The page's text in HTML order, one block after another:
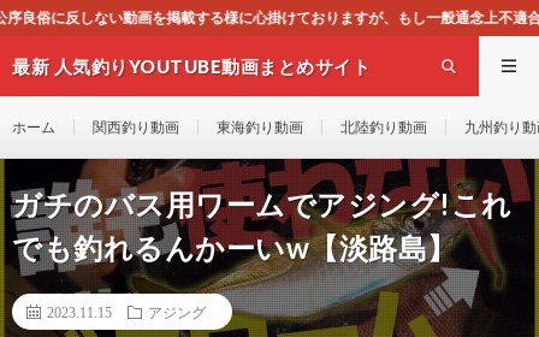
けておりますが、もし一般通念上不適合と思われる動画がございました
最新 人気釣りYOUTUBE動画まとめサイト
ホーム 関西釣り動画 東海釣り動画 北陸釣り動画 九州釣り
ガチのバス用ワームでアジング!これ
でも釣れるんかーいw【淡路島】
2023.11.15 アジング